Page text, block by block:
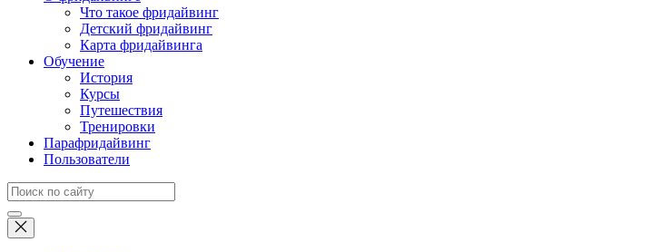
Что такое фридайвинг
Детский фридайвинг
Карта фридайвинга
Обучение
История
Курсы
Путешествия
Тренировки
Парафридайвинг
Пользователи